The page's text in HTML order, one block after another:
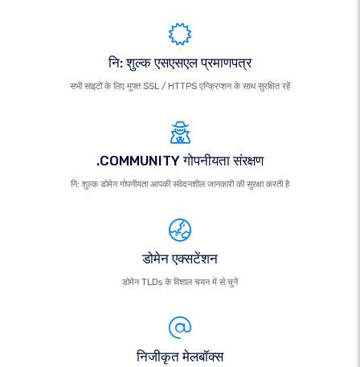
नि: शुल्क एसएसएल प्रमाणपत्र
सभी साइटों के लिए मुफ्त SSL / HTTPS एन्क्रिप्शन के साथ सुरक्षित रहें
.COMMUNITY गोपनीयता संरक्षण
नि: शुल्क डोमेन गोपनीयता आपकी संवेदनशील जानकारी की सुरक्षा करती है
डोमेन एक्सटेंशन
डोमेन TLDs के विशाल चयन में से चुनें
निजीकृत मेलबॉक्स